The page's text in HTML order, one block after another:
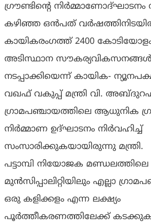
ഗ്രൗണ്ടിന്റെ നിർമ്മാണോദ്ഘാടനം
കഴിഞ്ഞ ഒൻപത്
കായികരംഗത്ത് 2400
അടിസ്ഥാന
നടപ്പാക്കിയെന്ന് കായിക-
വഖഫ് വകുപ്പ് മന്ത്രി വി.
ഗ്രാമപഞ്ചായത്തിലെ ആധുനിക
നിർമ്മാണ ഉദ്ഘാടനം നിർവഹിച്ച്
സംസാരിക്കുകയായിരുന്നു മന്ത്രി.
പട്ടാമ്പി നിയോജക മണ്ഡലത്തിലെ
മുൻസിപ്പാലിറ്റിയിലും എല്ലാ
ഒരു കളിക്കളം എന്ന ലക്ഷ്യം
പൂർത്തീകരണത്തിലേക്ക്